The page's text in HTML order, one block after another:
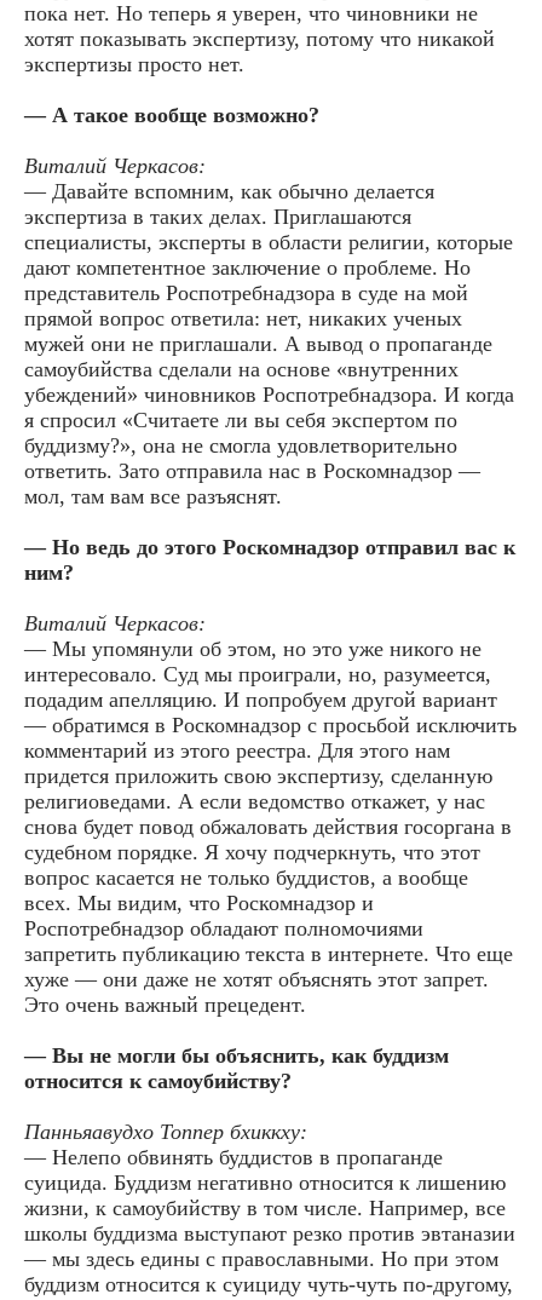
пока нет. Но теперь я уверен, что чиновники не
хотят показывать экспертизу, потому что никакой
экспертизы просто нет.
— А такое вообще возможно?
Виталий Черкасов:
— Давайте вспомним, как обычно делается
экспертиза в таких делах. Приглашаются
специалисты, эксперты в области религии, которые
дают компетентное заключение о проблеме. Но
представитель Роспотребнадзора в суде на мой
прямой вопрос ответила: нет, никаких ученых
мужей они не приглашали. А вывод о пропаганде
самоубийства сделали на основе «внутренних
убеждений» чиновников Роспотребнадзора. И когда
я спросил «Считаете ли вы себя экспертом по
буддизму?», она не смогла удовлетворительно
ответить. Зато отправила нас в Роскомнадзор —
мол, там вам все разъяснят.
— Но ведь до этого Роскомнадзор отправил вас к
ним?
Виталий Черкасов:
— Мы упомянули об этом, но это уже никого не
интересовало. Суд мы проиграли, но, разумеется,
подадим апелляцию. И попробуем другой вариант
— обратимся в Роскомнадзор с просьбой исключить
комментарий из этого реестра. Для этого нам
придется приложить свою экспертизу, сделанную
религиоведами. А если ведомство откажет, у нас
снова будет повод обжаловать действия госоргана в
судебном порядке. Я хочу подчеркнуть, что этот
вопрос касается не только буддистов, а вообще
всех. Мы видим, что Роскомнадзор и
Роспотребнадзор обладают полномочиями
запретить публикацию текста в интернете. Что еще
хуже — они даже не хотят объяснять этот запрет.
Это очень важный прецедент.
— Вы не могли бы объяснить, как буддизм
относится к самоубийству?
Панньяавудхо Топпер бхиккху:
— Нелепо обвинять буддистов в пропаганде
суицида. Буддизм негативно относится к лишению
жизни, к самоубийству в том числе. Например, все
школы буддизма выступают резко против эвтаназии
— мы здесь едины с православными. Но при этом
буддизм относится к суициду чуть-чуть по-другому,